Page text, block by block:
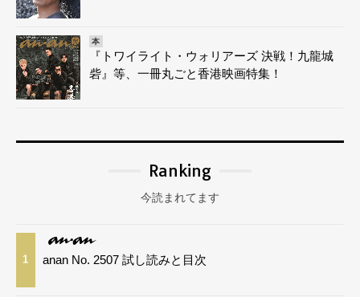
本
『トワイライト・ウォリアーズ 決戦！九龍城
砦』等、一冊丸ごと香港映画特集！
Ranking
今読まれてます
1 anan No. 2507 試し読みと目次